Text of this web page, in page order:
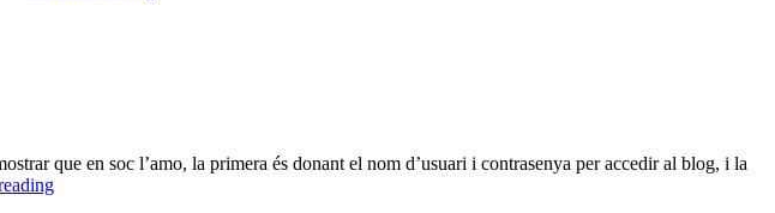
que en soc l’amo, la primera és donant el nom d’usuari i contrasenya per accedir al blog, i la
Reclamant